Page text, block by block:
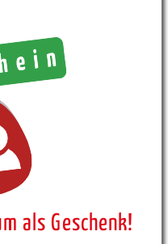
als Geschenk!